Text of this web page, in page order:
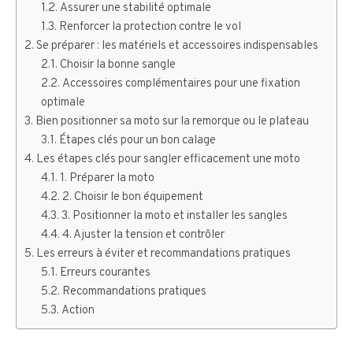
Assurer une stabilité optimale
Renforcer la protection contre le vol
Se préparer : les matériels et accessoires indispensables
Choisir la bonne sangle
Accessoires complémentaires pour une fixation
optimale
Bien positionner sa moto sur la remorque ou le plateau
Étapes clés pour un bon calage
Les étapes clés pour sangler efficacement une moto
1. Préparer la moto
2. Choisir le bon équipement
3. Positionner la moto et installer les sangles
4. Ajuster la tension et contrôler
Les erreurs à éviter et recommandations pratiques
Erreurs courantes
Recommandations pratiques
Action